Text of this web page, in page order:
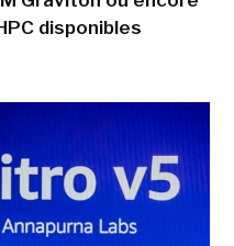
disponibles